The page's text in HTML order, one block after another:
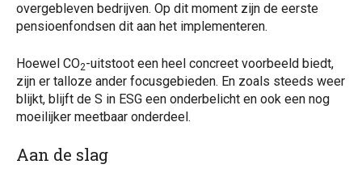
overgebleven bedrijven. Op dit moment zijn de eerste
pensioenfondsen dit aan het implementeren.
Hoewel CO2-uitstoot een heel concreet voorbeeld biedt,
zijn er talloze ander focusgebieden. En zoals steeds weer
blijkt, blijft de S in ESG een onderbelicht en ook een nog
moeilijker meetbaar onderdeel.
Aan de slag